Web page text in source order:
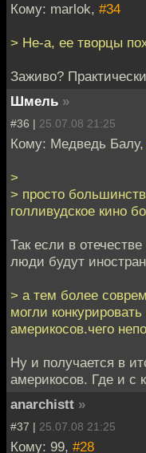
Кому: marlok, #34
> Не-а, ее творцы
Заживо?
Шмель »
#36 | 25.07.08 21:25
Кому: Медведь Балу,
>
> просто
голливудское кино
Так если в
люди будут
> а тем более
могли
америкосов.чего
Ну и получается в
америкосов. Где и с
anarchistt »
#37 | 25.07.08 21:25
Кому: 99, #28